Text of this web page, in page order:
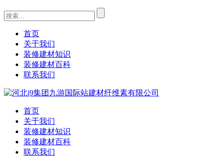
首页
关于我们
装修建材知识
装修建材百科
联系我们
首页
关于我们
装修建材知识
装修建材百科
联系我们